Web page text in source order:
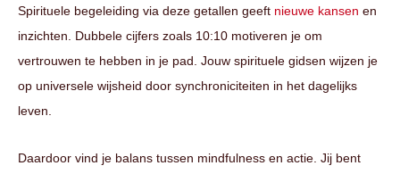
Spirituele begeleiding via deze getallen geeft nieuwe kansen en
inzichten. Dubbele cijfers zoals 10:10 motiveren je om
vertrouwen te hebben in je pad. Jouw spirituele gidsen wijzen je
op universele wijsheid door synchroniciteiten in het dagelijks
leven.
Daardoor vind je balans tussen mindfulness en actie. Jij bent